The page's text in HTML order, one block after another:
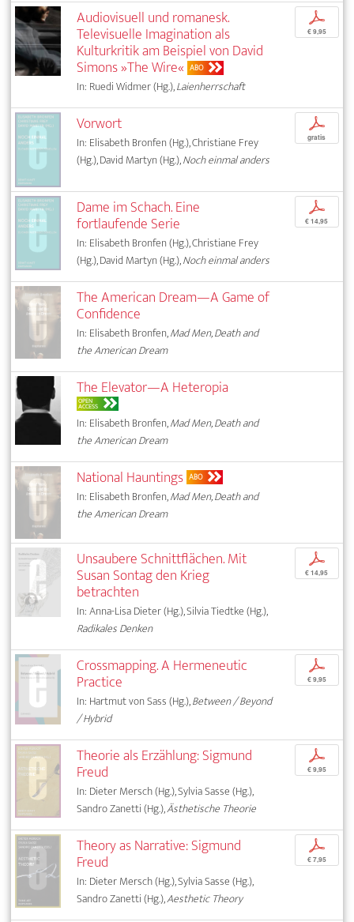
Audiovisuell und romanesk.
Televisuelle Imagination als
Kulturkritik am Beispiel von David
Simons »The Wire« ABO
In: Ruedi Widmer (Hg.),Laienherrschaft
p
€ 9,95
Vorwort
In: Elisabeth Bronfen (Hg.), Christiane Frey
(Hg.), David Martyn (Hg.),Noch einmal anders
p
gratis
Dame im Schach. Eine
fortlaufende Serie
In: Elisabeth Bronfen (Hg.), Christiane Frey
(Hg.), David Martyn (Hg.),Noch einmal anders
p
€ 14,95
The American Dream—A Game of
Confidence
In: Elisabeth Bronfen,Mad Men, Death and
the American Dream
The Elevator—A Heteropia
OPEN
ACCESS
In: Elisabeth Bronfen,Mad Men, Death and
the American Dream
National Hauntings ABO
In: Elisabeth Bronfen,Mad Men, Death and
the American Dream
Unsaubere Schnittflächen. Mit
Susan Sontag den Krieg
betrachten
In: Anna-Lisa Dieter (Hg.), Silvia Tiedtke (Hg.),
Radikales Denken
p
€ 14,95
Crossmapping. A Hermeneutic
Practice
In: Hartmut von Sass (Hg.),Between / Beyond
/ Hybrid
p
€ 9,95
Theorie als Erzählung: Sigmund
Freud
In: Dieter Mersch (Hg.), Sylvia Sasse (Hg.),
Sandro Zanetti (Hg.),Ästhetische Theorie
p
€ 9,95
Theory as Narrative: Sigmund
Freud
In: Dieter Mersch (Hg.), Sylvia Sasse (Hg.),
Sandro Zanetti (Hg.),Aesthetic Theory
p
€ 7,95